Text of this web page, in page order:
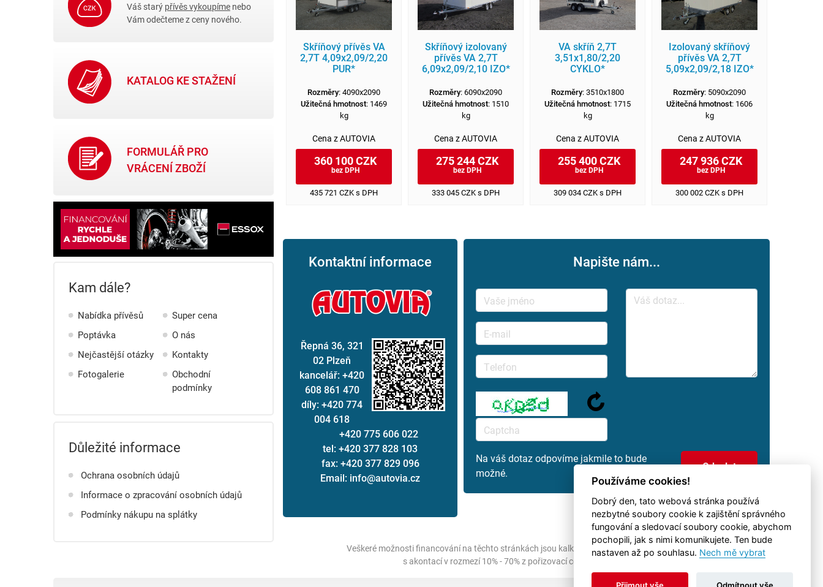
Váš starý přívěs vykoupíme nebo
Vám odečteme z ceny nového.
KATALOG KE STAŽENÍ
FORMULÁŘ PRO
VRÁCENÍ ZBOŽÍ
Kam dále?
Nabídka přívěsů
Super cena
Poptávka
O nás
Nejčastější otázky
Kontakty
Fotogalerie
Obchodní
podmínky
Důležité informace
Ochrana osobních údajů
Informace o zpracování osobních údajů
Podmínky nákupu na splátky
Skříňový přívěs VA
2,7T 4,09x2,09/2,20
PUR*
Rozměry: 4090x2090
Užitečná hmotnost: 1469
kg
Cena z AUTOVIA
360 100 CZK
bez DPH
435 721 CZK s DPH
Skříňový izolovaný
přívěs VA 2,7T
6,09x2,09/2,10 IZO*
Rozměry: 6090x2090
Užitečná hmotnost: 1510
kg
Cena z AUTOVIA
275 244 CZK
bez DPH
333 045 CZK s DPH
VA skříň 2,7T
3,51x1,80/2,20
CYKLO*
Rozměry: 3510x1800
Užitečná hmotnost: 1715
kg
Cena z AUTOVIA
255 400 CZK
bez DPH
309 034 CZK s DPH
Izolovaný skříňový
přívěs VA 2,7T
5,09x2,09/2,18 IZO*
Rozměry: 5090x2090
Užitečná hmotnost: 1606
kg
Cena z AUTOVIA
247 936 CZK
bez DPH
300 002 CZK s DPH
Kontaktní informace
Řepná 36, 321
02 Plzeň
kancelář: +420
608 861 470
díly: +420 774
004 618
+420 775 606 022
tel: +420 377 828 103
fax: +420 377 829 096
Email: info@autovia.cz
Napište nám...
Na váš dotaz odpovíme jakmile to bude
možné.
Veškeré možnosti financování na těchto stránkách jsou kalkulovány pro podnikatelské subjekty
s akontací v rozmezí 10% - 70% z pořizovací ceny s RPSN od 7,9%.
Používáme cookies!
Dobrý den, tato webová stránka používá
nezbytné soubory cookie k zajištění správného
fungování a sledovací soubory cookie, abychom
pochopili, jak s nimi komunikujete. Ten bude
nastaven až po souhlasu. Nech mě vybrat
Přijmout vše Odmítnout vše